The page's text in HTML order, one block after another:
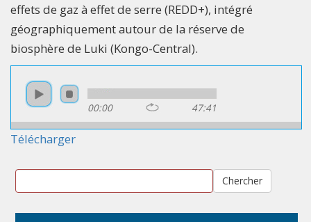
effets de gaz à effet de serre (REDD+), intégré
géographiquement autour de la réserve de
biosphère de Luki (Kongo-Central).
00:00 47:41
Télécharger
Chercher